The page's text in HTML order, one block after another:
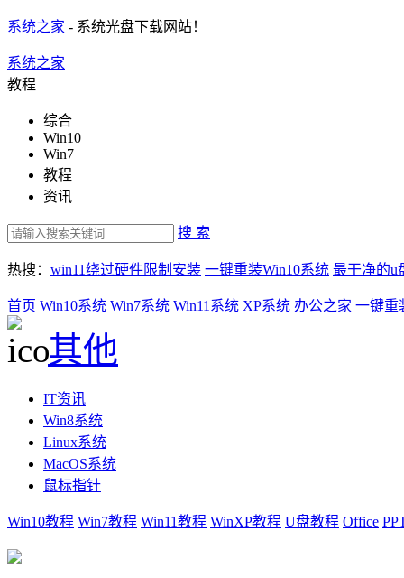
系统之家 - 系统光盘下载网站！
系统之家
教程
综合
Win10
Win7
教程
资讯
搜 索
热搜： win11绕过硬件限制安装 一键重装Win10系统 最干净的u
首页 Win10系统 Win7系统 Win11系统 XP系统 办公之家 一键重
其他
IT资讯
Win8系统
Linux系统
MacOS系统
鼠标指针
Win10教程 Win7教程 Win11教程 WinXP教程 U盘教程 Office